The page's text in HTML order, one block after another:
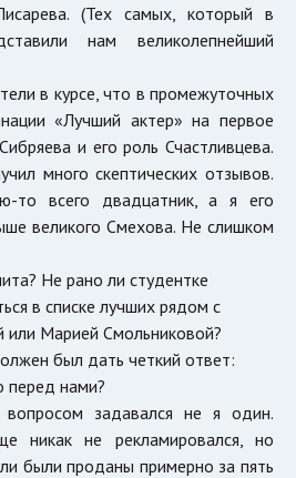
(Тех самых, который в
нам великолепнейший
в курсе, что в промежуточных
«Лучший актер» на первое
и его роль Счастливцева.
много скептических отзывов.
то всего двадцатник, а я его
великого Смехова. Не слишком
Не рано ли студентке
в списке лучших рядом с
Марией Смольниковой?
был дать четкий ответ:
перед нами?
задавался не я один.
никак не рекламировался, но
были проданы примерно за пять